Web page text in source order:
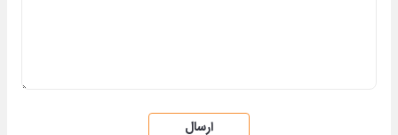
ارسال